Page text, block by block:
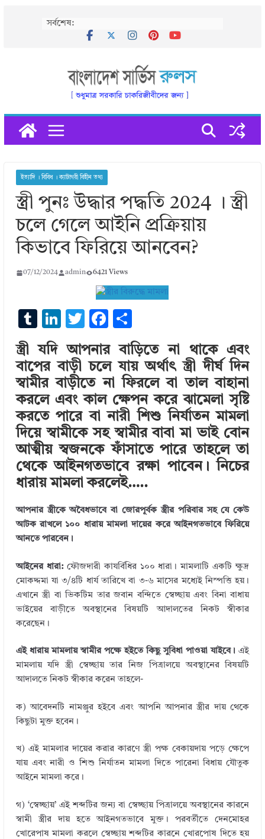
সর্বশেষ:
ইত্যাদি । বিবিধ । ক্যাটাগরী বিহীন তথ্য
স্ত্রী পুনঃ উদ্ধার পদ্ধতি 2024 । স্ত্রী
চলে গেলে আইনি প্রক্রিয়ায়
কিভাবে ফিরিয়ে আনবেন?
07/12/2024 admin 6421 Views
T
u
m
bl
r
Li
k
e
dI
n
T
it
te
r
F
e
b
o
o
k
h
ar
e
স্ত্রী যদি আপনার বাড়িতে না থাকে এবং
বাপের বাড়ী চলে যায় অর্থাৎ স্ত্রী দীর্ঘ দিন
স্বামীর বাড়ীতে না ফিরলে বা তাল বাহানা
করলে এবং কাল ক্ষেপন করে ঝামেলা সৃষ্টি
করতে পারে বা নারী শিশু নির্যাতন মামলা
দিয়ে স্বামীকে সহ স্বামীর বাবা মা ভাই বোন
আত্মীয় স্বজনকে ফাঁসাতে পারে তাহলে তা
থেকে আইনগতভাবে রক্ষা পাবেন। নিচের
ধারায় মামলা করলেই…..
আপনার স্ত্রীকে অবৈধভাবে বা জোরপূর্বক স্ত্রীর পরিবার সহ যে কেউ
আটক রাখলে ১০০ ধারায় মামলা দায়ের করে আইনগতভাবে ফিরিয়ে
আনতে পারবেন।
আইনের ধারা:ফৌজদারী কাযর্বিধির ১০০ ধারা। মামলাটি একটি ক্ষুদ্র
মোকদ্দমা যা ৩/৪টি ধার্য তারিখে বা ৩-৬ মাসের মধ্যেই নিস্পত্তি হয়।
এখানে স্ত্রী বা ভিকটিম তার জবান বন্দিতে স্বেচ্ছায় এবং বিনা বাধায়
ভাইয়ের বাড়ীতে অবস্থানের বিষয়টি আদালতের নিকট স্বীকার
করেছেন।
এই ধারায় মামলায় স্বামীর পক্ষে হইতে কিছু সুবিধা পাওয়া যাইবে।এই
মামলায় যদি স্ত্রী স্বেচ্ছায় তার নিজ পিত্রালয়ে অবস্থানের বিষয়টি
আদালতে নিকট স্বীকার করেন তাহলে-
ক) আবেদনটি নামঞ্জুর হইবে এবং আপনি আপনার স্ত্রীর দায় থেকে
কিছুটা মুক্ত হবেন।
খ) এই মামলার দায়ের করার কারণে স্ত্রী পক্ষ বেকায়দায় পড়ে ক্ষেপে
যায় এবং নারী ও শিশু নির্যাতন মামলা দিতে পারেনা বিধায় যৌতুক
আইনে মামলা করে।
গ) ‘স্বেচ্ছায়’ এই শব্দটির জন্য বা স্বেচ্ছায় পিত্রালয়ে অবস্থানের কারনে
স্বামী স্ত্রীর দায় হতে আইনগতভাবে মুক্ত। পরবর্তীতে দেনমোহর
খোরেপাষ মামলা করলে স্বেচ্ছায় শব্দটির কারনে খোরপোষ দিতে হয়